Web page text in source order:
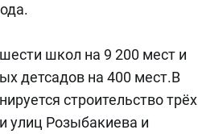
школ на 9 200 мест и
детсадов на 400 мест.В
строительство трёх
улиц Розыбакиева и